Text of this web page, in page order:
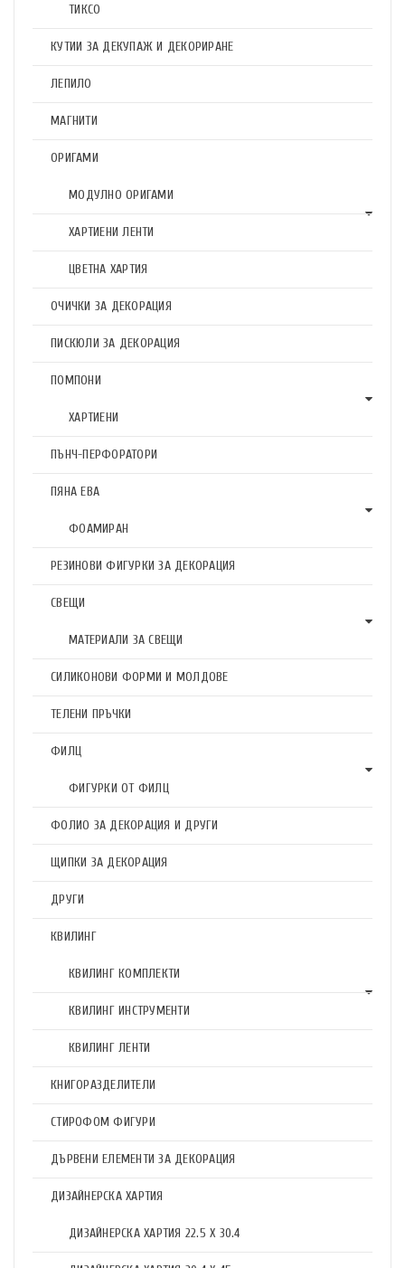
ТИКСО
КУТИИ ЗА ДЕКУПАЖ И ДЕКОРИРАНЕ
ЛЕПИЛО
МАГНИТИ
ОРИГАМИ
МОДУЛНО ОРИГАМИ
ХАРТИЕНИ ЛЕНТИ
ЦВЕТНА ХАРТИЯ
ОЧИЧКИ ЗА ДЕКОРАЦИЯ
ПИСКЮЛИ ЗА ДЕКОРАЦИЯ
ПОМПОНИ
ХАРТИЕНИ
ПЪНЧ-ПЕРФОРАТОРИ
ПЯНА ЕВА
ФОАМИРАН
РЕЗИНОВИ ФИГУРКИ ЗА ДЕКОРАЦИЯ
СВЕЩИ
МАТЕРИАЛИ ЗА СВЕЩИ
СИЛИКОНОВИ ФОРМИ И МОЛДОВЕ
ТЕЛЕНИ ПРЪЧКИ
ФИЛЦ
ФИГУРКИ ОТ ФИЛЦ
ФОЛИО ЗА ДЕКОРАЦИЯ И ДРУГИ
ЩИПКИ ЗА ДЕКОРАЦИЯ
ДРУГИ
КВИЛИНГ
КВИЛИНГ КОМПЛЕКТИ
КВИЛИНГ ИНСТРУМЕНТИ
КВИЛИНГ ЛЕНТИ
КНИГОРАЗДЕЛИТЕЛИ
СТИРОФОМ ФИГУРИ
ДЪРВЕНИ ЕЛЕМЕНТИ ЗА ДЕКОРАЦИЯ
ДИЗАЙНЕРСКА ХАРТИЯ
ДИЗАЙНЕРСКА ХАРТИЯ 22.5 X 30.4